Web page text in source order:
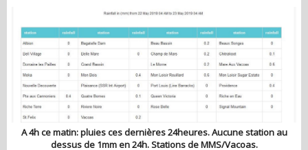
A 4h ce matin: pluies ces dernières 24heures. Aucune station au
dessus de 1mm en 24h. Stations de MMS/Vacoas.